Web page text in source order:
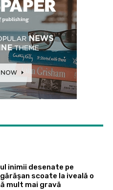
inimii desenate pe
scoate la iveală o
mult mai gravă